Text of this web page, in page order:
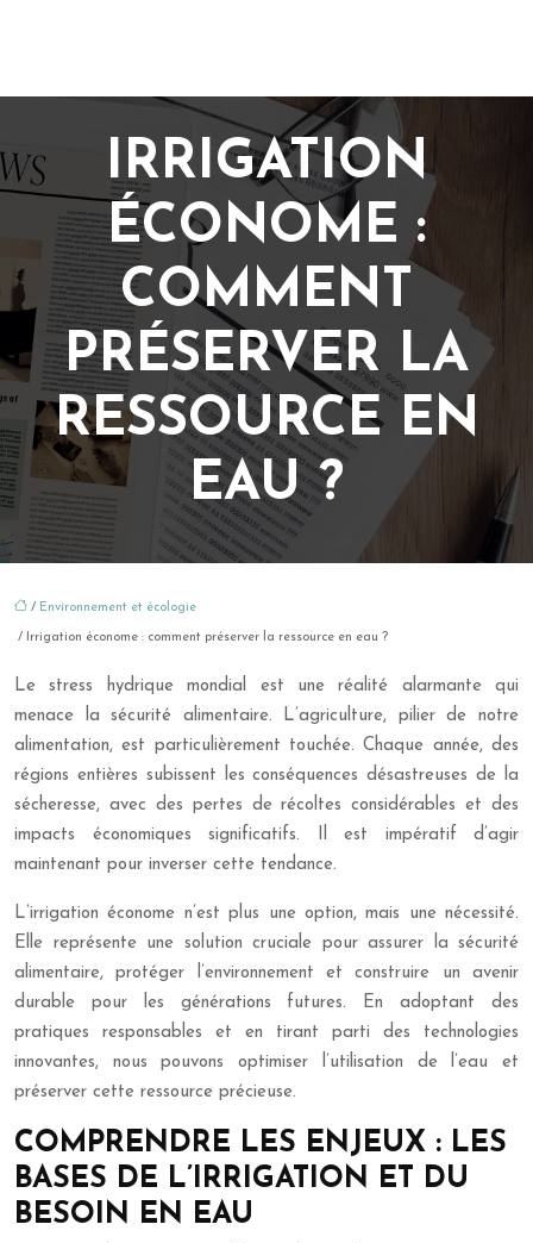
IRRIGATION
ÉCONOME :
COMMENT
PRÉSERVER LA
RESSOURCE EN
EAU ?
/ Environnement et écologie
/ Irrigation économe : comment préserver la ressource en eau ?
Le stress hydrique mondial est une réalité alarmante qui
menace la sécurité alimentaire. L’agriculture, pilier de notre
alimentation, est particulièrement touchée. Chaque année, des
régions entières subissent les conséquences désastreuses de la
sécheresse, avec des pertes de récoltes considérables et des
impacts économiques significatifs. Il est impératif d’agir
maintenant pour inverser cette tendance.
L’irrigation économe n’est plus une option, mais une nécessité.
Elle représente une solution cruciale pour assurer la sécurité
alimentaire, protéger l’environnement et construire un avenir
durable pour les générations futures. En adoptant des
pratiques responsables et en tirant parti des technologies
innovantes, nous pouvons optimiser l’utilisation de l’eau et
préserver cette ressource précieuse.
COMPRENDRE LES ENJEUX : LES
BASES DE L’IRRIGATION ET DU
BESOIN EN EAU